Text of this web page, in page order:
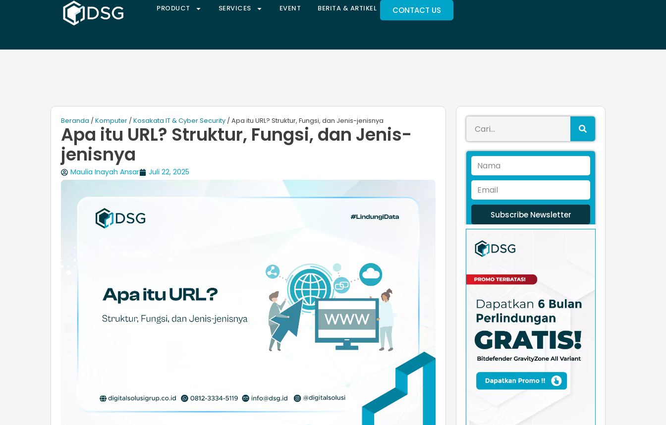
PRODUCT SERVICES EVENT BERITA & ARTIKEL CONTACT US
Beranda /Komputer /Kosakata IT & Cyber Security / Apa itu URL? Struktur, Fungsi, dan Jenis-jenisnya
Apa itu URL? Struktur, Fungsi, dan Jenis-
jenisnya
Maulia Inayah Ansar Juli 22, 2025
Subscribe Newsletter